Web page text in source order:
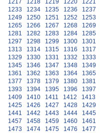
1217 1218 1219 1220 1221
1233
1234 1235 1236 1237
1249
1250 1251 1252 1253
1265
1266 1267 1268 1269
1281
1282 1283 1284 1285
1297
1298 1299 1300 1301
1313
1314 1315 1316 1317
1329
1330 1331 1332 1333
1345
1346 1347 1348 1349
1361
1362 1363 1364 1365
1377
1378 1379 1380 1381
1393
1394 1395 1396 1397
1409
1410 1411 1412 1413
1425
1426 1427 1428 1429
1441
1442 1443 1444 1445
1457
1458 1459 1460 1461
1473
1474 1475 1476 1477